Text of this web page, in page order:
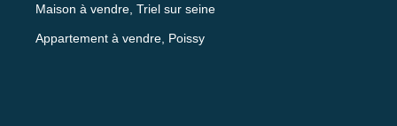
Maison à vendre, Triel sur seine
Appartement à vendre, Poissy